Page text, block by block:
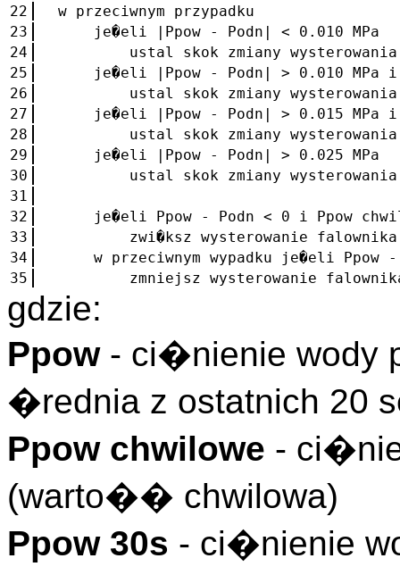
22
w przeciwnym przypadku
23
je�eli |Ppow - Podn| < 0.010 MPa
24
ustal skok zmiany wysterowania
25
je�eli |Ppow - Podn| > 0.010 MPa i
26
ustal skok zmiany wysterowania
27
je�eli |Ppow - Podn| > 0.015 MPa i
28
ustal skok zmiany wysterowania
29
je�eli |Ppow - Podn| > 0.025 MPa
30
ustal skok zmiany wysterowania
31
32
je�eli Ppow - Podn < 0 i Ppow
33
zwi�ksz wysterowanie falownika
34
w przeciwnym wypadku je�eli Ppow -
35
zmniejsz wysterowanie falownika
gdzie:
Ppow- ci�nienie wody
�rednia z ostatnich 20
Ppow chwilowe -
(warto�� chwilowa)
Ppow 30s - ci�nienie